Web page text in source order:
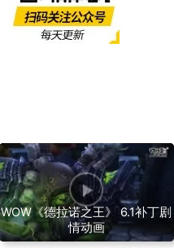
WOW《德拉诺之王》 6.1补丁剧
情动画